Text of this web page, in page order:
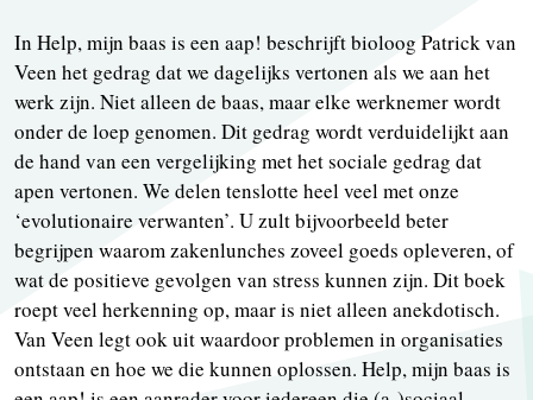
In Help, mijn baas is een aap! beschrijft bioloog Patrick van
Veen het gedrag dat we dagelijks vertonen als we aan het
werk zijn. Niet alleen de baas, maar elke werknemer wordt
onder de loep genomen. Dit gedrag wordt verduidelijkt aan
de hand van een vergelijking met het sociale gedrag dat
apen vertonen. We delen tenslotte heel veel met onze
‘evolutionaire verwanten’. U zult bijvoorbeeld beter
begrijpen waarom zakenlunches zoveel goeds opleveren, of
wat de positieve gevolgen van stress kunnen zijn. Dit boek
roept veel herkenning op, maar is niet alleen anekdotisch.
Van Veen legt ook uit waardoor problemen in organisaties
ontstaan en hoe we die kunnen oplossen. Help, mijn baas is